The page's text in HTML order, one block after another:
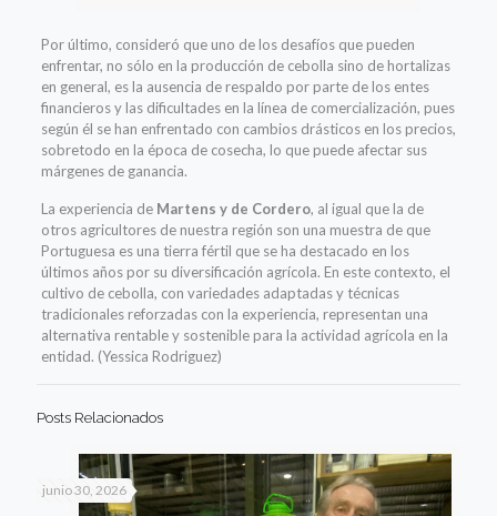
Por último, consideró que uno de los desafíos que pueden
enfrentar, no sólo en la producción de cebolla sino de hortalizas
en general, es la ausencia de respaldo por parte de los entes
financieros y las dificultades en la línea de comercialización, pues
según él se han enfrentado con cambios drásticos en los precios,
sobretodo en la época de cosecha, lo que puede afectar sus
márgenes de ganancia.
La experiencia de Martens y de Cordero, al igual que la de
otros agricultores de nuestra región son una muestra de que
Portuguesa es una tierra fértil que se ha destacado en los
últimos años por su diversificación agrícola. En este contexto, el
cultivo de cebolla, con variedades adaptadas y técnicas
tradicionales reforzadas con la experiencia, representan una
alternativa rentable y sostenible para la actividad agrícola en la
entidad. (Yessica Rodriguez)
Posts Relacionados
junio 30, 2026